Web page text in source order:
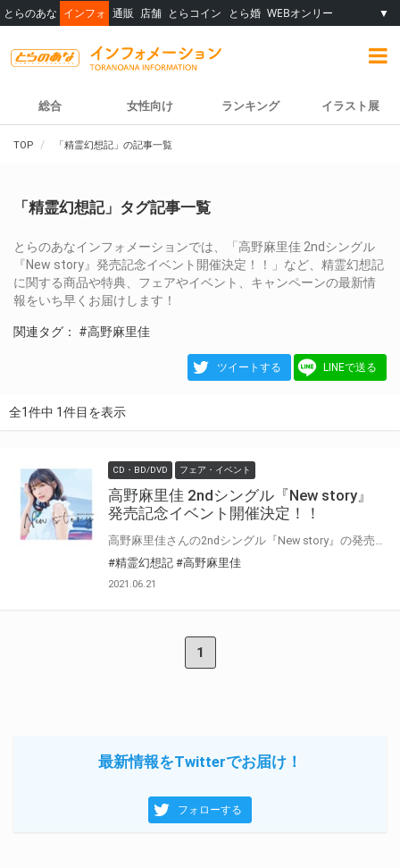
とらのあな インフォ 通販 店舗 とらコイン とら婚 WEBオンリー ▼
総合 女性向け ランキング イラスト展
TOP 「精霊幻想記」の記事一覧
「精霊幻想記」タグ記事一覧
とらのあなインフォメーションでは、「高野麻里佳 2ndシングル
『New story』発売記念イベント開催決定！！」など、精霊幻想記
に関する商品や特典、フェアやイベント、キャンペーンの最新情
報をいち早くお届けします！
関連タグ： #高野麻里佳
ツイートする LINEで送る
全1件中 1件目を表示
CD・BD/DVD フェア・イベント
高野麻里佳 2ndシングル『New story』
発売記念イベント開催決定！！
#精霊幻想記 #高野麻里佳
2021.06.21
1
最新情報をTwitterでお届け！
フォローする